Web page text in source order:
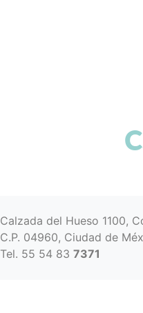
Calzada del Hueso 1100,
C.P. 04960, Ciudad de
Tel. 55 54 83 7371